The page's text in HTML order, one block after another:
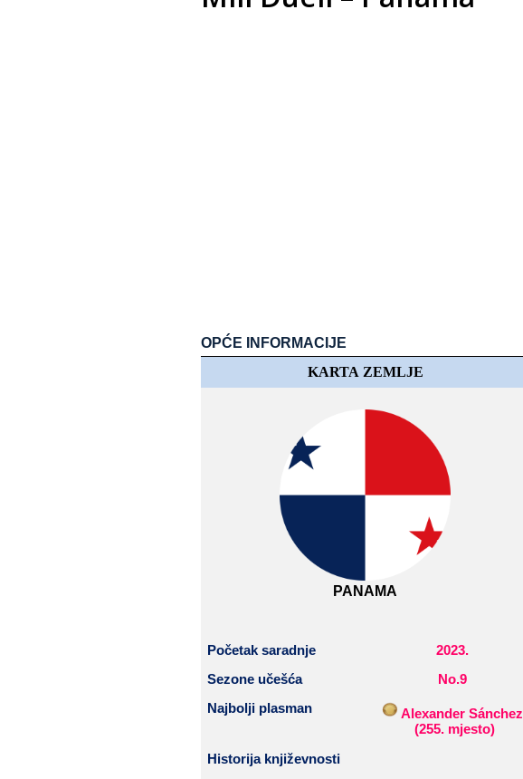
OPĆE​​ INFORMACIJE
KARTA​​ ZEMLJE
PANAMA
Početak ​​saradnje 2023.
Sezone​​ učešća
No.9
Najbolji​​ plasman
Alexander​​ Sánchez
(255.​​ mjesto)
Historija​​ književnosti